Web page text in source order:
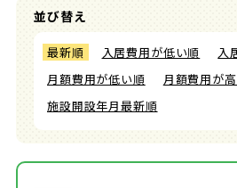
並び替え
最新順 入居費用が低い順
入
月額費用が低い順
月額費用が
施設開設年月最新順